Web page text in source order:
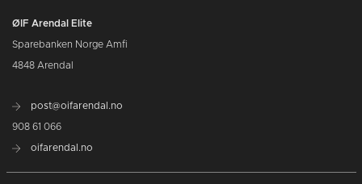
ØIF Arendal Elite
Sparebanken Norge Amfi
4848 Arendal
post@oifarendal.no
908 61 066
oifarendal.no